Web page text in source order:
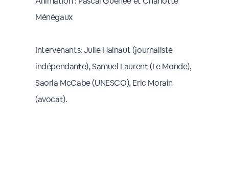
Ménégaux
Intervenants: Julie Hainaut (journaliste
indépendante), Samuel Laurent (Le Monde),
Saorla McCabe (UNESCO), Eric Morain
(avocat).